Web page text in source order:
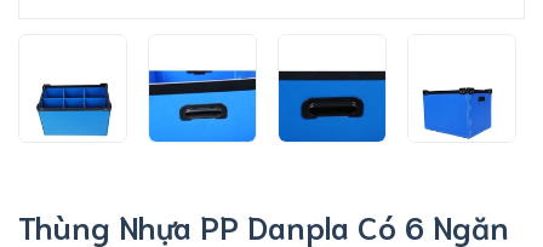
Thùng Nhựa PP Danpla Có 6 Ngăn